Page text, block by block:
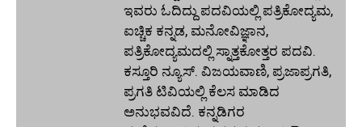
ಇವರು ಓದಿದ್ದು ಪದವಿಯಲ್ಲಿ ಪತ್ರಿಕೋದ್ಯಮ,
ಐಚ್ಚಿಕ ಕನ್ನಡ, ಮನೋವಿಜ್ಞಾನ,
ಪತ್ರಿಕೋದ್ಯಮದಲ್ಲಿ ಸ್ನಾತ್ತಕೋತ್ತರ ಪದವಿ.
ಕಸ್ತೂರಿ ನ್ಯೂಸ್‌. ವಿಜಯವಾಣಿ, ಪ್ರಜಾಪ್ರಗತಿ,
ಪ್ರಗತಿ ಟಿವಿಯಲ್ಲಿ ಕೆಲಸ ಮಾಡಿದ
ಅನುಭವವಿದೆ. ಕನ್ನಡಿಗರ